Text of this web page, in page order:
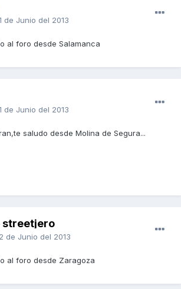
de Junio del 2013
al foro desde Salamanca
de Junio del 2013
saludo desde Molina de Segura...
streetjero
de Junio del 2013
al foro desde Zaragoza